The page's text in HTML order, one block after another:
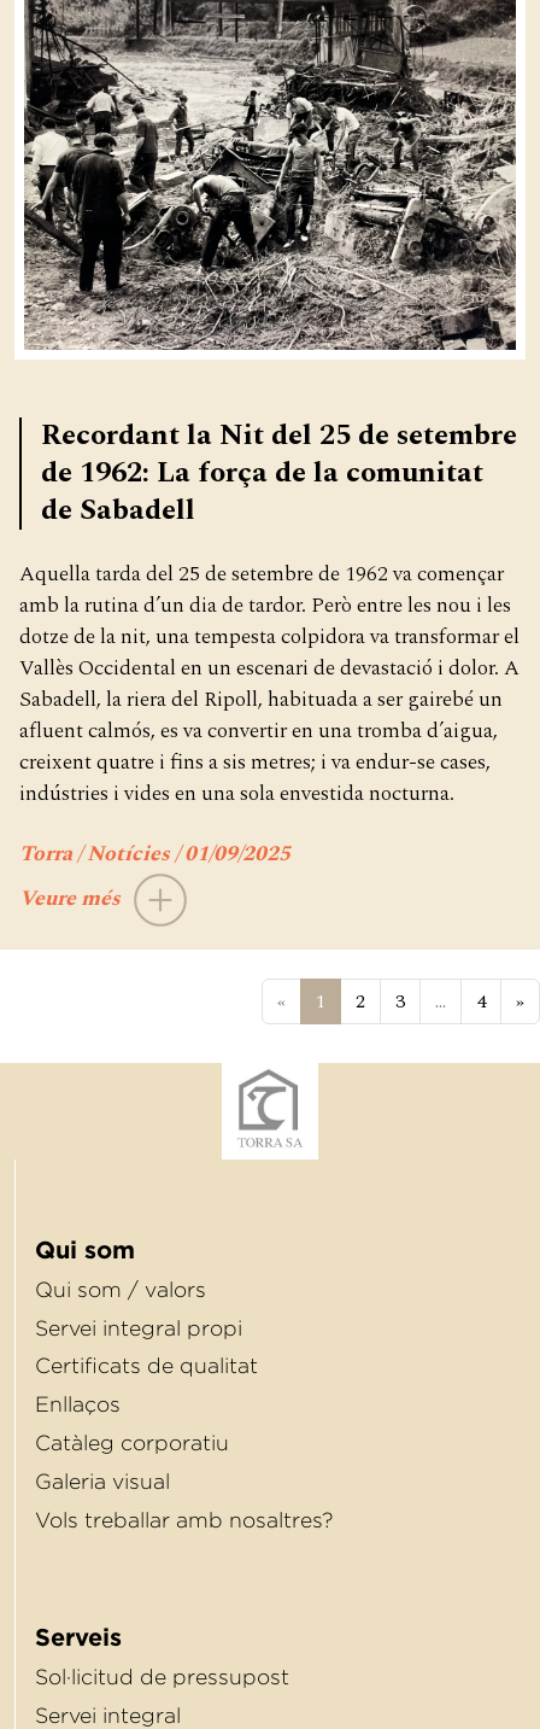
Recordant la Nit del 25 de setembre
de 1962: La força de la comunitat
de Sabadell
Aquella tarda del 25 de setembre de 1962 va començar
amb la rutina d’un dia de tardor. Però entre les nou i les
dotze de la nit, una tempesta colpidora va transformar el
Vallès Occidental en un escenari de devastació i dolor. A
Sabadell, la riera del Ripoll, habituada a ser gairebé un
afluent calmós, es va convertir en una tromba d’aigua,
creixent quatre i fins a sis metres; i va endur-se cases,
indústries i vides en una sola envestida nocturna.
Torra / Notícies / 01/09/2025
Veure més
« 1 2 3 ... 4 »
Qui som
Qui som / valors
Servei integral propi
Certiﬁcats de qualitat
Enllaços
Catàleg corporatiu
Galeria visual
Vols treballar amb nosaltres?
Serveis
Sol·licitud de pressupost
Servei integral